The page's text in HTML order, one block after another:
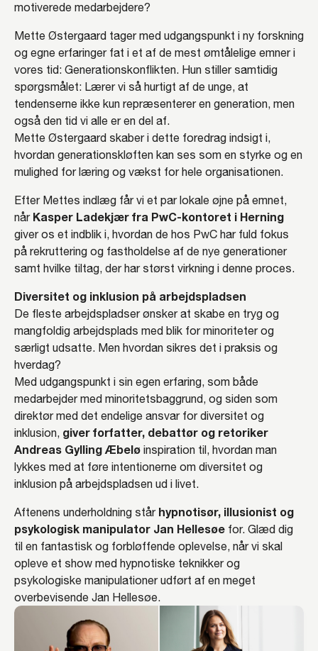
motiverede medarbejdere?
Mette Østergaard tager med udgangspunkt i ny forskning
og egne erfaringer fat i et af de mest ømtålelige emner i
vores tid: Generationskonflikten. Hun stiller samtidig
spørgsmålet: Lærer vi så hurtigt af de unge, at
tendenserne ikke kun repræsenterer en generation, men
også den tid vi alle er en del af.
Mette Østergaard skaber i dette foredrag indsigt i,
hvordan generationskløften kan ses som en styrke og en
mulighed for læring og vækst for hele organisationen.
Efter Mettes indlæg får vi et par lokale øjne på emnet,
nårKasper Ladekjær fra PwC-kontoret i Herning
giver os et indblik i, hvordan de hos PwC har fuld fokus
på rekruttering og fastholdelse af de nye generationer
samt hvilke tiltag, der har størst virkning i denne proces.
Diversitet og inklusion på arbejdspladsen
De fleste arbejdspladser ønsker at skabe en tryg og
mangfoldig arbejdsplads med blik for minoriteter og
særligt udsatte. Men hvordan sikres det i praksis og
hverdag?
Med udgangspunkt i sin egen erfaring, som både
medarbejder med minoritetsbaggrund, og siden som
direktør med det endelige ansvar for diversitet og
inklusion, giver forfatter, debattør og retoriker
Andreas Gylling Æbelø inspiration til, hvordan man
lykkes med at føre intentionerne om diversitet og
inklusion på arbejdspladsen ud i livet.
Aftenens underholdning står hypnotisør, illusionist og
psykologisk manipulator Jan Hellesøe for. Glæd dig
til en fantastisk og forbløffende oplevelse, når vi skal
opleve et show med hypnotiske teknikker og
psykologiske manipulationer udført af en meget
overbevisende Jan Hellesøe.